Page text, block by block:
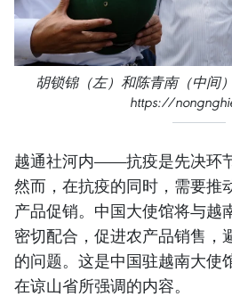
胡锁锦（左）和陈青南（中间
https://
越通社河内——抗疫是先决环
然而，在抗疫的同时，需要推
产品促销。中国大使馆将与越
密切配合，促进农产品销售，
的问题。这是中国驻越南大使
在谅山省所强调的内容。